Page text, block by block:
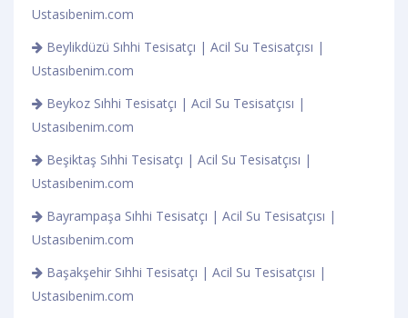
Ustasıbenim.com
Beylikdüzü Sıhhi Tesisatçı | Acil Su Tesisatçısı |
Ustasıbenim.com
Beykoz Sıhhi Tesisatçı | Acil Su Tesisatçısı |
Ustasıbenim.com
Beşiktaş Sıhhi Tesisatçı | Acil Su Tesisatçısı |
Ustasıbenim.com
Bayrampaşa Sıhhi Tesisatçı | Acil Su Tesisatçısı |
Ustasıbenim.com
Başakşehir Sıhhi Tesisatçı | Acil Su Tesisatçısı |
Ustasıbenim.com